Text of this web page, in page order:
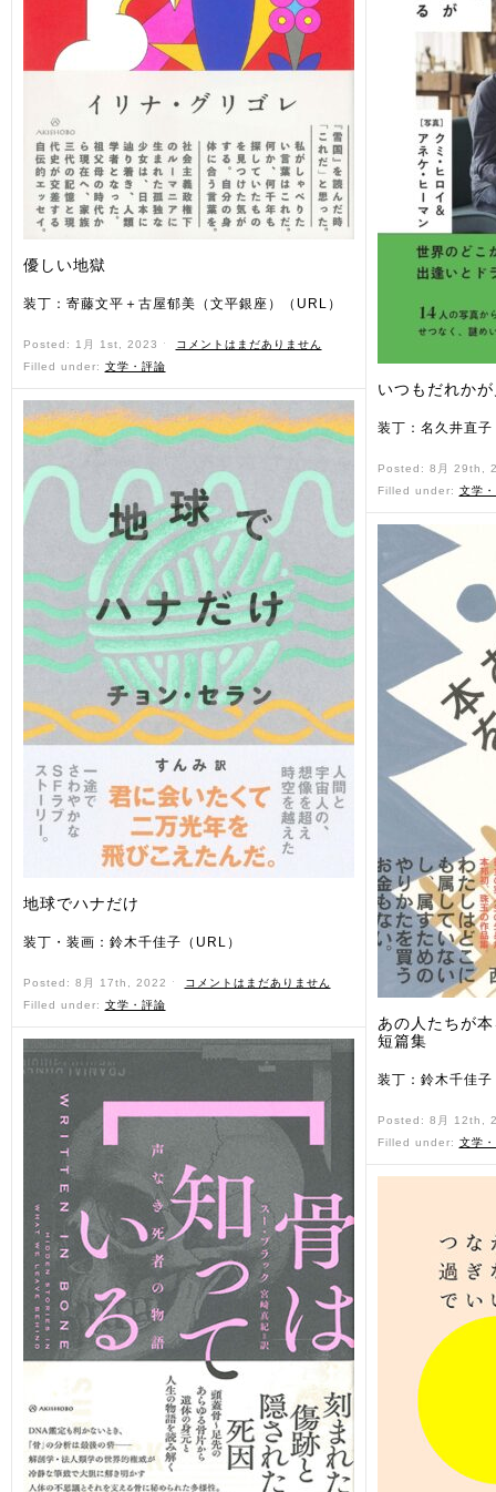
優しい地獄
装丁：寄藤文平＋古屋郁美（文平銀座）（URL）
Posted: 1月 1st, 2023 ˑ
コメントはまだありません
Filled under: 文学・評論
地球でハナだけ
装丁・装画：鈴木千佳子（URL）
Posted: 8月 17th, 2022 ˑ
コメントはまだありません
Filled under: 文学・評論
いつもだれか
装丁：名久井直
Posted: 8月 29th,
Filled under: 文学
あの人たちが
短篇集
装丁：鈴木千佳
Posted: 8月 12th,
Filled under: 文学